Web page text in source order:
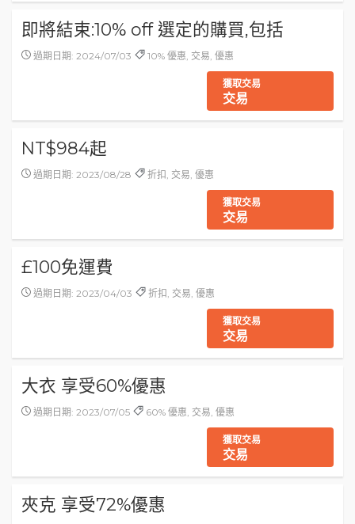
即將結束:10% off 選定的購買,包括
過期日期: 2024/07/03 10% 優惠, 交易, 優惠
獲取交易
交易
NT$984起
過期日期: 2023/08/28 折扣, 交易, 優惠
獲取交易
交易
£100免運費
過期日期: 2023/04/03 折扣, 交易, 優惠
獲取交易
交易
大衣 享受60%優惠
過期日期: 2023/07/05 60% 優惠, 交易, 優惠
獲取交易
交易
夾克 享受72%優惠